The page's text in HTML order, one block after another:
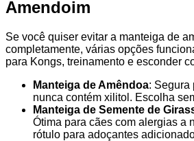
Amendoim
Se você quiser evitar a manteiga de
completamente, várias opções
para Kongs, treinamento e esconder
Manteiga de Amêndoa: Segura
nunca contém xilitol. Escolha
Manteiga de Semente de
Ótima para cães com alergias a
rótulo para adoçantes